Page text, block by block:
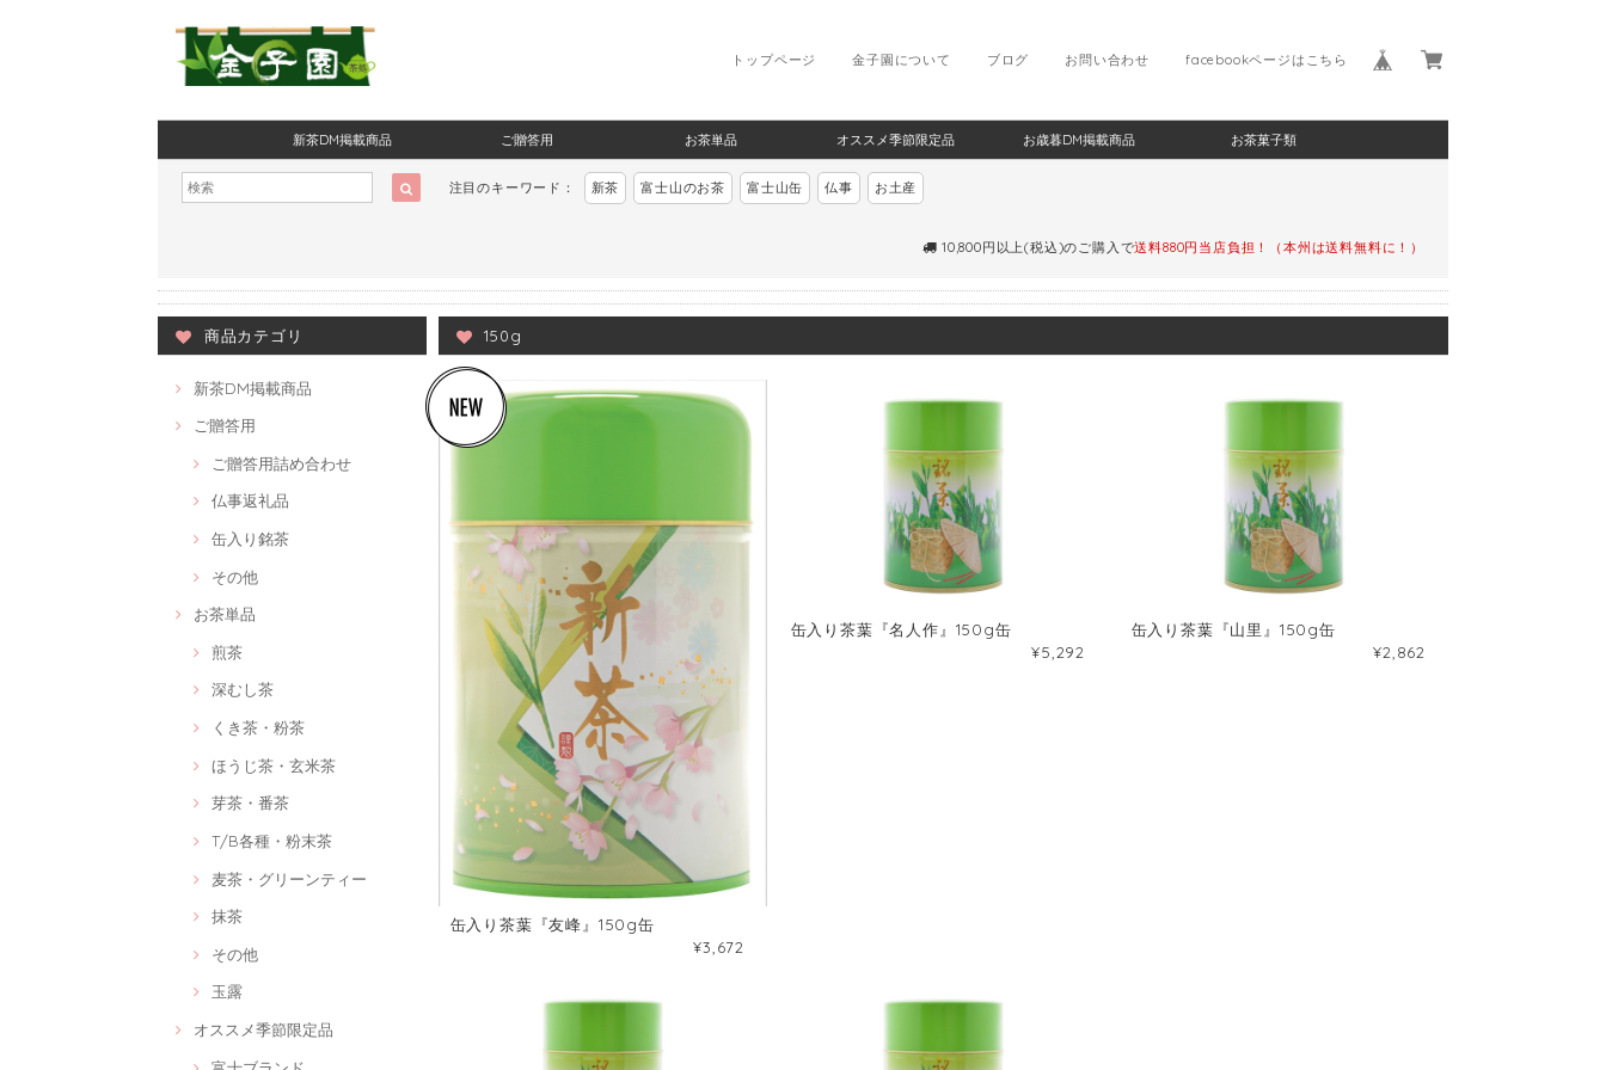
facebookページはこちら
お問い合わせ
ブログ
金子園について
トップページ
新茶DM掲載商品 ご贈答用 お茶単品 オススメ季節限定品 お歳暮DM掲載商品 お茶菓子類
注目のキーワード： 新茶 富士山のお茶 富士山缶 仏事 お土産
10,800円以上(税込)のご購入で送料880円当店負担！（本州は送料無料に！）
商品カテゴリ
新茶DM掲載商品
ご贈答用
ご贈答用詰め合わせ
仏事返礼品
缶入り銘茶
その他
お茶単品
煎茶
深むし茶
くき茶・粉茶
ほうじ茶・玄米茶
芽茶・番茶
T/B各種・粉末茶
麦茶・グリーンティー
抹茶
その他
玉露
オススメ季節限定品
150g
缶入り茶葉『友峰』150g缶
¥3,672
缶入り茶葉『名人作』150g缶
¥5,292
缶入り茶葉『山里』150g缶
¥2,862